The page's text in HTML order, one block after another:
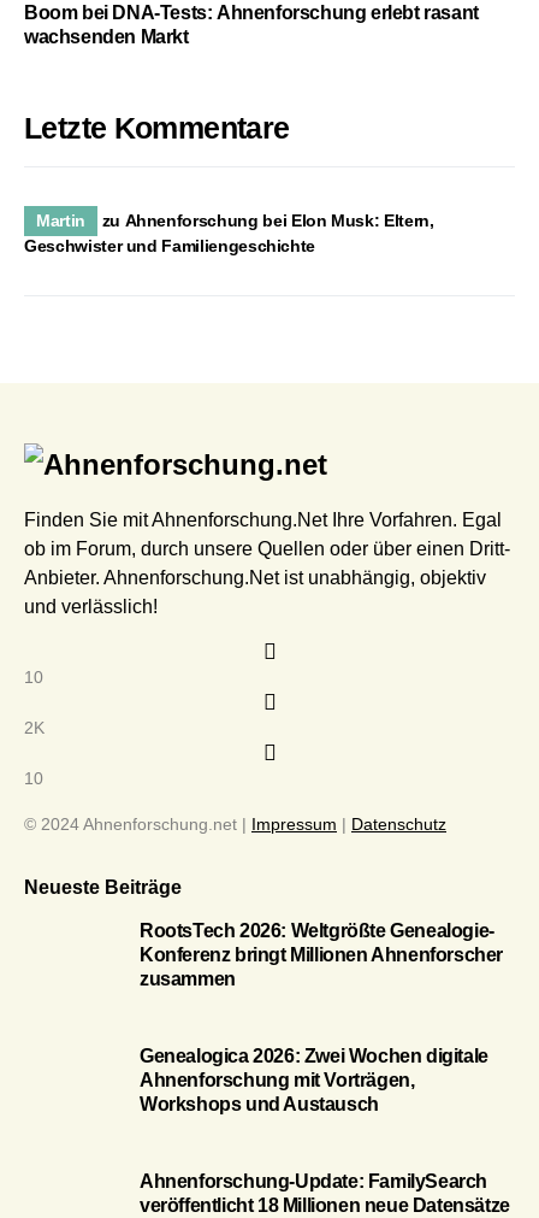
Boom bei DNA-Tests: Ahnenforschung erlebt rasant
wachsenden Markt
Letzte Kommentare
Martin zu Ahnenforschung bei Elon Musk: Eltern,
Geschwister und Familiengeschichte
Finden Sie mit Ahnenforschung.Net Ihre Vorfahren. Egal
ob im Forum, durch unsere Quellen oder über einen Dritt-
Anbieter. Ahnenforschung.Net ist unabhängig, objektiv
und verlässlich!
10
2K
10
© 2024 Ahnenforschung.net | Impressum | Datenschutz
Neueste Beiträge
RootsTech 2026: Weltgrößte Genealogie-
Konferenz bringt Millionen Ahnenforscher
zusammen
Genealogica 2026: Zwei Wochen digitale
Ahnenforschung mit Vorträgen,
Workshops und Austausch
Ahnenforschung-Update: FamilySearch
veröffentlicht 18 Millionen neue Datensätze